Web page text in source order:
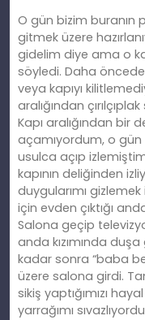
O gün bizim buranın
gitmek üzere
gidelim diye ama o
söyledi. Daha öncede
veya kapıyı
aralığından
Kapı aralığından bir
açamıyordum, o gün
usulca açıp
kapının deliğinden
duygularımı
için evden çıktığı
Salona geçip
anda kızımında
kadar sonra “baba
üzere salona girdi.
sikiş yaptığımızı
yarrağımı